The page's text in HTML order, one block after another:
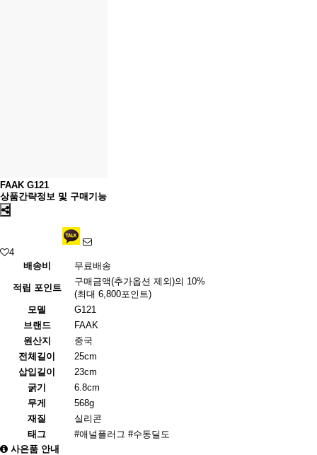
FAAK G121
상품간략정보 및 구매기능
4
배송비
무료배송
적립 포인트
구매금액(추가옵션 제외)의 10%
(최대 6,800포인트)
모델
G121
브랜드
FAAK
원산지
중국
전체길이
25cm
삽입길이
23cm
굵기
6.8cm
무게
568g
재질
실리콘
태그
#애널플러그 #수동딜도
사은품 안내